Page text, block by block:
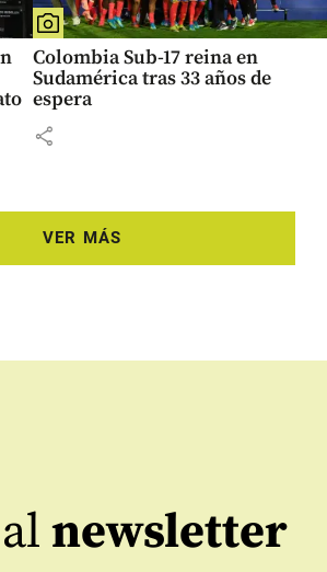
Colombia Sub-17 reina en
Sudamérica tras 33 años de
espera
share
VER MÁS
newsletter